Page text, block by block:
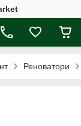
Реноватори